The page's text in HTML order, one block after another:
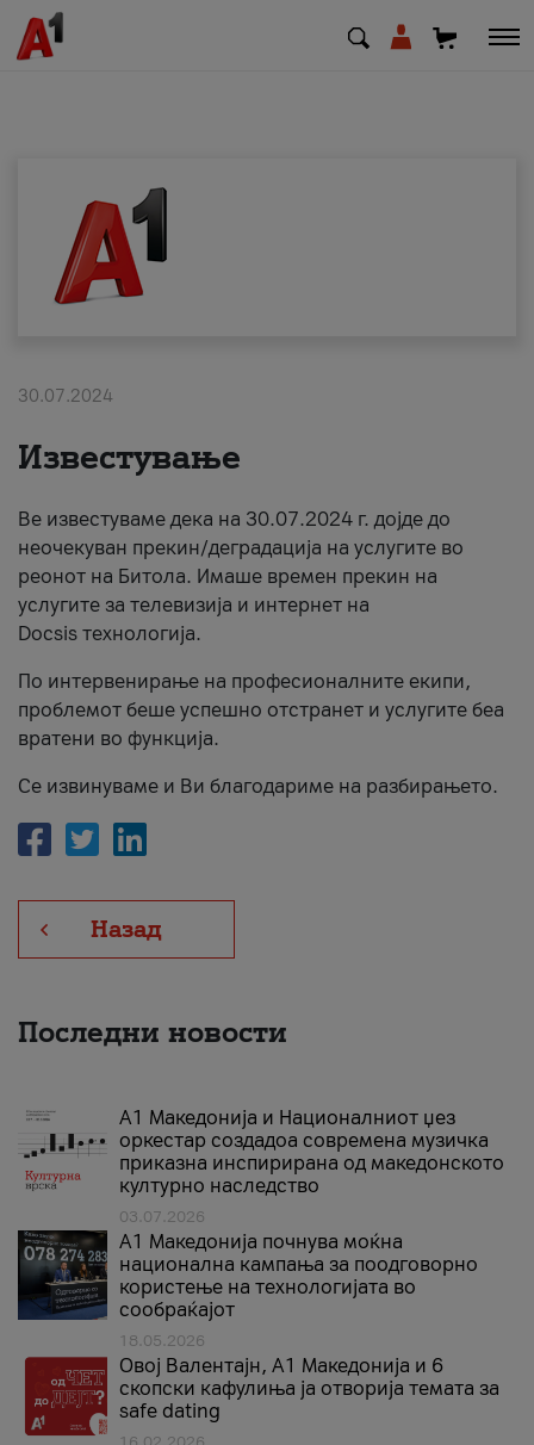
EN
Надополни кредит
Плати сметка
За нас
#ПодобарОнлајн
30.07.2024
Известување
Ве известуваме дека на 30.07.2024 г. дојде до
неочекуван прекин/деградација на услугите во
реонот на Битола. Имаше времен прекин на
услугите за телевизија и интернет на
Docsis технологија.
По интервенирање на професионалните екипи,
проблемот беше успешно отстранет и услугите беа
вратени во функција.
Се извинуваме и Ви благодариме на разбирањето.
Назад
Последни новости
А1 Македонија и Националниот џез
оркестар создадоа современа музичка
приказна инспирирана од македонското
културно наследство
03.07.2026
A1 Македонија почнува моќна
национална кампања за поодговорно
користење на технологијата во
сообраќајот
18.05.2026
Овој Валентајн, A1 Македонија и 6
скопски кафулиња ја отворија темата за
safe dating